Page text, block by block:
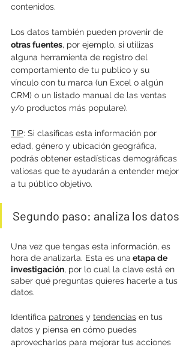
contenidos.
Los datos también pueden provenir de
otras fuentes, por ejemplo, si utilizas
alguna herramienta de registro del
comportamiento de tu publico y su
vínculo con tu marca (un Excel o algún
CRM) o un listado manual de las ventas
y/o productos más populare).
TIP: Si clasificas esta información por
edad, género y ubicación geográfica,
podrás obtener estadísticas demográficas
valiosas que te ayudarán a entender mejor
a tu público objetivo.
Segundo paso: analiza los datos
Una vez que tengas esta información, es
hora de analizarla. Esta es una etapa de
investigación, por lo cual la clave está en
saber qué preguntas quieres hacerle a tus
datos.
Identifica patrones y tendencias en tus
datos y piensa en cómo puedes
aprovecharlos para mejorar tus acciones